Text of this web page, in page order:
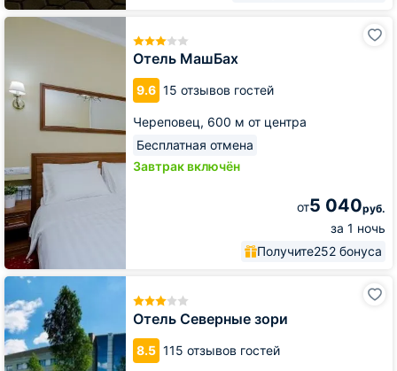
Отель МашБах
9.6 15 отзывов гостей
Череповец, 600 м от центра
Бесплатная отмена
Завтрак включён
от5 040руб.
за 1 ночь
Получите252 бонуса
Отель
Отель Северные зори
8.5 115 отзывов гостей
Отель
Северные
зори